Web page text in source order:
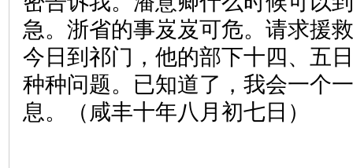
急。浙省的事岌岌可危。请求援
今日到祁门，他的部下十四、五
种种问题。已知道了，我会一个
息。（咸丰十年八月初七日）